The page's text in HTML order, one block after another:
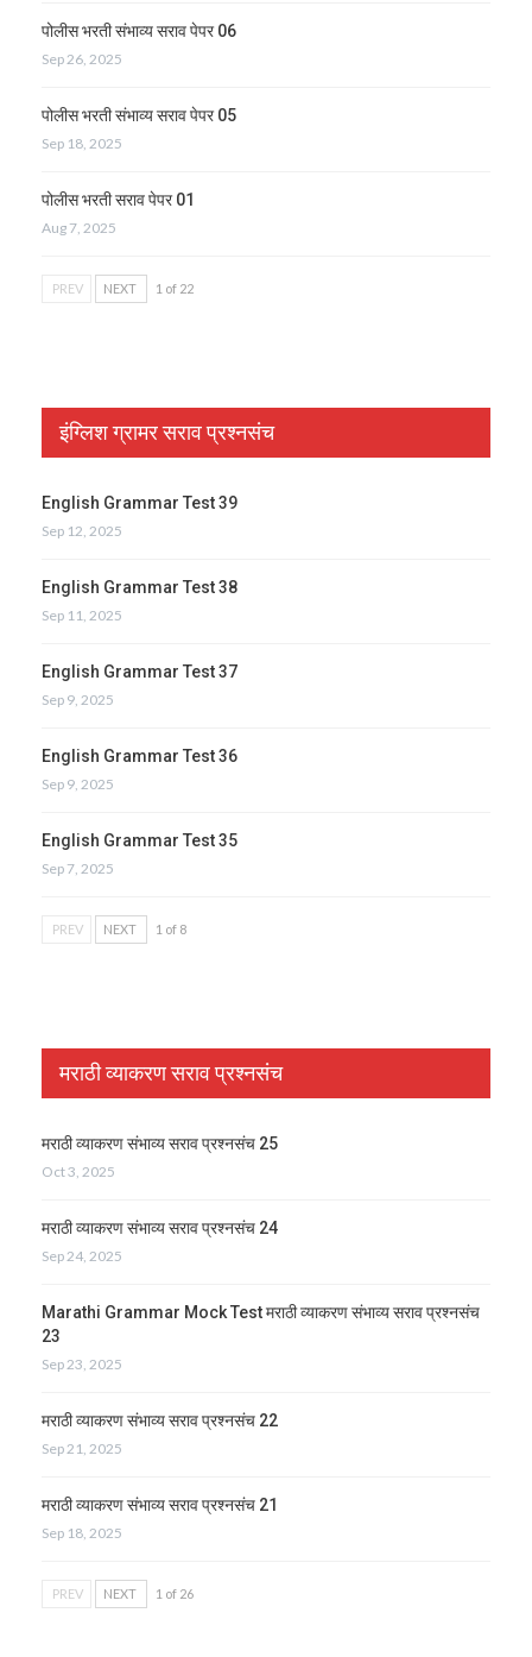
पोलीस भरती संभाव्य सराव पेपर 06
Sep 26, 2025
पोलीस भरती संभाव्य सराव पेपर 05
Sep 18, 2025
पोलीस भरती सराव पेपर 01
Aug 7, 2025
PREV NEXT 1 of 22
इंग्लिश ग्रामर सराव प्रश्नसंच
English Grammar Test 39
Sep 12, 2025
English Grammar Test 38
Sep 11, 2025
English Grammar Test 37
Sep 9, 2025
English Grammar Test 36
Sep 9, 2025
English Grammar Test 35
Sep 7, 2025
PREV NEXT 1 of 8
मराठी व्याकरण सराव प्रश्नसंच
मराठी व्याकरण संभाव्य सराव प्रश्नसंच 25
Oct 3, 2025
मराठी व्याकरण संभाव्य सराव प्रश्नसंच 24
Sep 24, 2025
Marathi Grammar Mock Test मराठी व्याकरण संभाव्य सराव प्रश्नसंच
23
Sep 23, 2025
मराठी व्याकरण संभाव्य सराव प्रश्नसंच 22
Sep 21, 2025
मराठी व्याकरण संभाव्य सराव प्रश्नसंच 21
Sep 18, 2025
PREV NEXT 1 of 26